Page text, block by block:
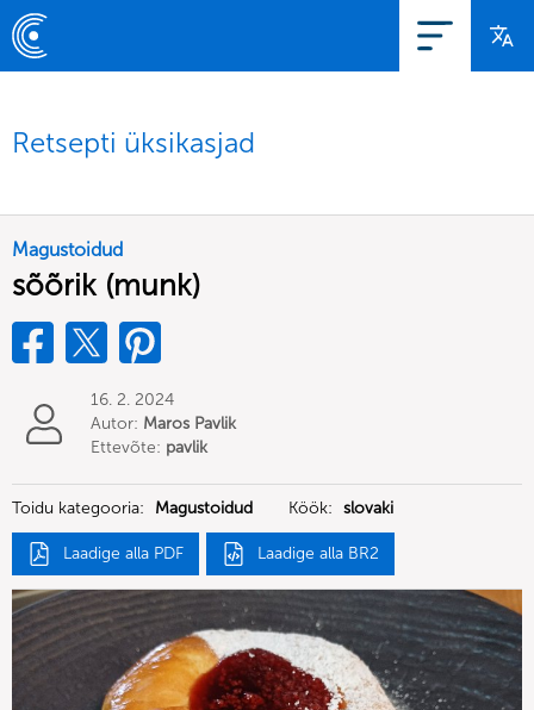
Retsepti üksikasjad
Magustoidud
sõõrik (munk)
16. 2. 2024
Autor: Maros Pavlik
Ettevõte: pavlik
Toidu kategooria: Magustoidud Köök: slovaki
Laadige alla PDF Laadige alla BR2